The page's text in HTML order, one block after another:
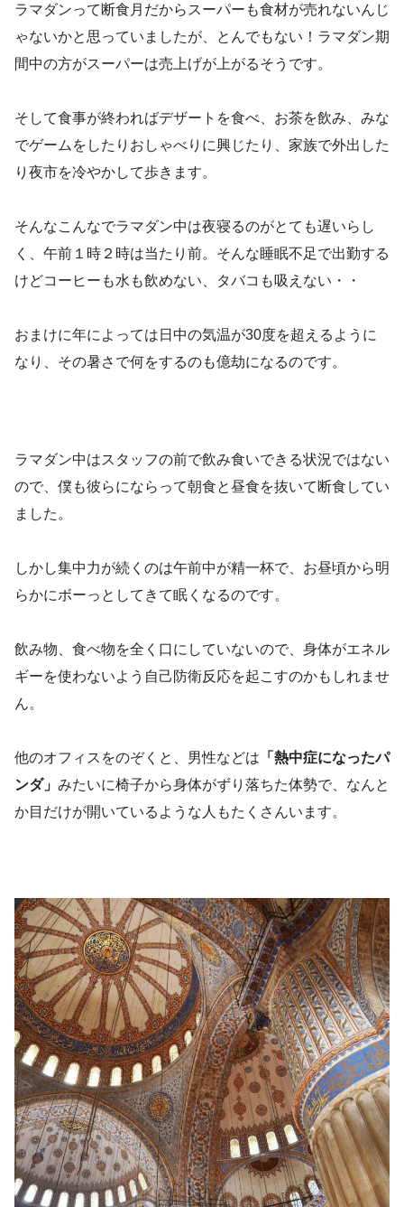
ラマダンって断食月だからスーパーも食材が売れないんじ
ゃないかと思っていましたが、とんでもない！ラマダン期
間中の方がスーパーは売上げが上がるそうです。
そして食事が終わればデザートを食べ、お茶を飲み、みな
でゲームをしたりおしゃべりに興じたり、家族で外出した
り夜市を冷やかして歩きます。
そんなこんなでラマダン中は夜寝るのがとても遅いらし
く、午前１時２時は当たり前。そんな睡眠不足で出勤する
けどコーヒーも水も飲めない、タバコも吸えない・・
おまけに年によっては日中の気温が30度を超えるように
なり、その暑さで何をするのも億劫になるのです。
ラマダン中はスタッフの前で飲み食いできる状況ではない
ので、僕も彼らにならって朝食と昼食を抜いて断食してい
ました。
しかし集中力が続くのは午前中が精一杯で、お昼頃から明
らかにボーっとしてきて眠くなるのです。
飲み物、食べ物を全く口にしていないので、身体がエネル
ギーを使わないよう自己防衛反応を起こすのかもしれませ
ん。
他のオフィスをのぞくと、男性などは 「熱中症になったパ
ンダ」 みたいに椅子から身体がずり落ちた体勢で、なんと
か目だけが開いているような人もたくさんいます。